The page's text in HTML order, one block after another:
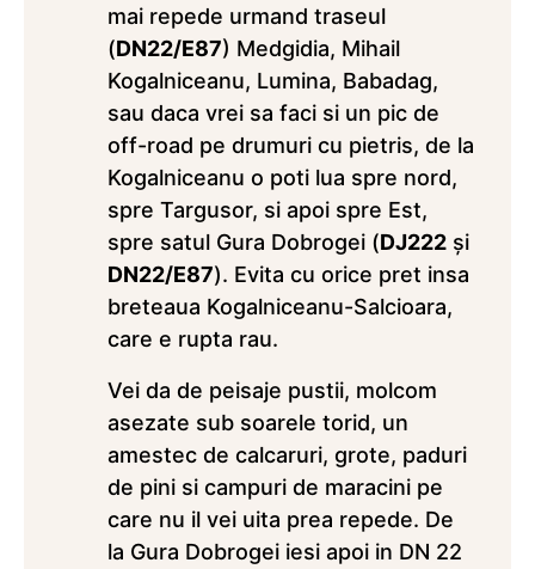
mai repede urmand traseul
(DN22/E87) Medgidia, Mihail
Kogalniceanu, Lumina, Babadag,
sau daca vrei sa faci si un pic de
off-road pe drumuri cu pietris, de la
Kogalniceanu o poti lua spre nord,
spre Targusor, si apoi spre Est,
spre satul Gura Dobrogei (DJ222 şi
DN22/E87). Evita cu orice pret insa
breteaua Kogalniceanu-Salcioara,
care e rupta rau.
Vei da de peisaje pustii, molcom
asezate sub soarele torid, un
amestec de calcaruri, grote, paduri
de pini si campuri de maracini pe
care nu il vei uita prea repede. De
la Gura Dobrogei iesi apoi in DN 22